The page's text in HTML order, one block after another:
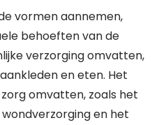
vormen aannemen,
behoeften van de
verzorging omvatten,
en eten. Het
omvatten, zoals het
en het